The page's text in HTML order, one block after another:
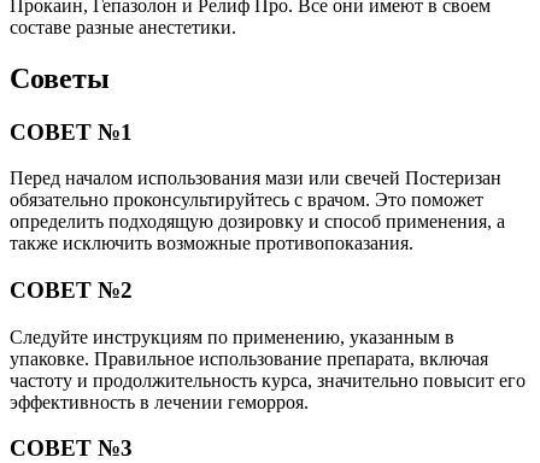
Прокаин, Гепазолон и Релиф Про. Все они имеют в своем
составе разные анестетики.
Советы
СОВЕТ №1
Перед началом использования мази или свечей Постеризан
обязательно проконсультируйтесь с врачом. Это поможет
определить подходящую дозировку и способ применения, а
также исключить возможные противопоказания.
СОВЕТ №2
Следуйте инструкциям по применению, указанным в
упаковке. Правильное использование препарата, включая
частоту и продолжительность курса, значительно повысит его
эффективность в лечении геморроя.
СОВЕТ №3